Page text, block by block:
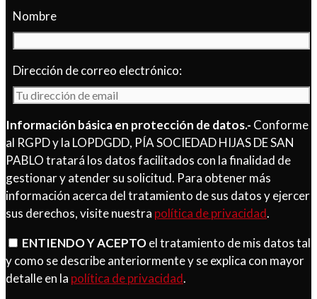
Nombre
Dirección de correo electrónico:
Información básica en protección de datos.- Conforme
al RGPD y la LOPDGDD, PÍA SOCIEDAD HIJAS DE SAN
PABLO tratará los datos facilitados con la finalidad de
gestionar y atender su solicitud. Para obtener más
información acerca del tratamiento de sus datos y ejercer
sus derechos, visite nuestra política de privacidad.
ENTIENDO Y ACEPTOel tratamiento de mis datos tal
y como se describe anteriormente y se explica con mayor
detalle en la política de privacidad.